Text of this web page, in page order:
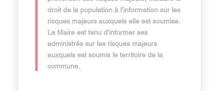
droit de la population à l’information sur les
risques majeurs auxquels elle est soumise.
Le Maire est tenu d’informer ses
administrés sur les risques majeurs
auxquels est soumis le territoire de la
commune.